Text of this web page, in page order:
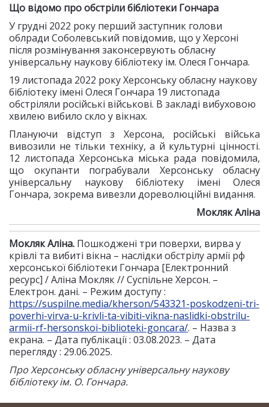
Що відомо про обстріли бібліотеки Гончара
У грудні 2022 року перший заступник голови
облради Соболевський повідомив, що у Херсоні
після розмінування законсервують обласну
універсальну наукову бібліотеку ім. Олеся Гончара.
19 листопада 2022 року Херсонську обласну наукову
бібліотеку імені Олеся Гончара 19 листопада
обстріляли російські військові. В закладі вибуховою
хвилею вибило скло у вікнах.
Плануючи відступ з Херсона, російські війська
вивозили не тільки техніку, а й культурні цінності.
12 листопада Херсонська міська рада повідомила,
що окупанти пограбували Херсонську обласну
універсальну наукову бібліотеку імені Олеся
Гончара, зокрема вивезли дореволюційні видання.
Мокляк Аліна
Мокляк Аліна. Пошкоджені три поверхи, вирва у
крівлі та вибиті вікна – наслідки обстрілу армії рф
херсонської бібліотеки Гончара [Електронний
ресурс] / Аліна Мокляк // Суспільне Херсон. –
Електрон. дані. – Режим доступу :
https://suspilne.media/kherson/543321-poskodzeni-tri-
poverhi-virva-u-krivli-ta-vibiti-vikna-naslidki-obstrilu-
armii-rf-hersonskoi-biblioteki-goncara/. – Назва з
екрана. – Дата публікації : 03.08.2023. – Дата
перегляду : 29.06.2025.
Про Херсонську обласну універсальну наукову
бібліотеку ім. О. Гончара.